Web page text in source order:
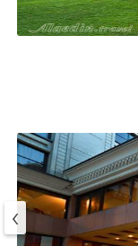
›